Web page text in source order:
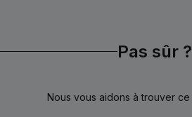
Pas sûr ?
Nous vous aidons à trouver ce